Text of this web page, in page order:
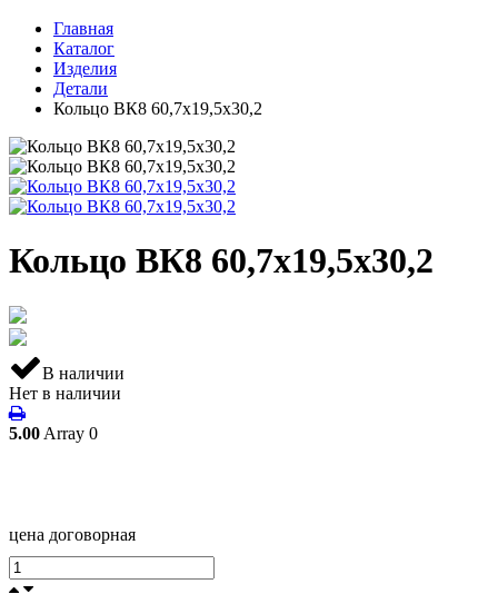
Главная
Каталог
Изделия
Детали
Кольцо ВК8 60,7х19,5х30,2
Кольцо ВК8 60,7х19,5х30,2
В наличии
Нет в наличии
5.00 Array 0
цена договорная